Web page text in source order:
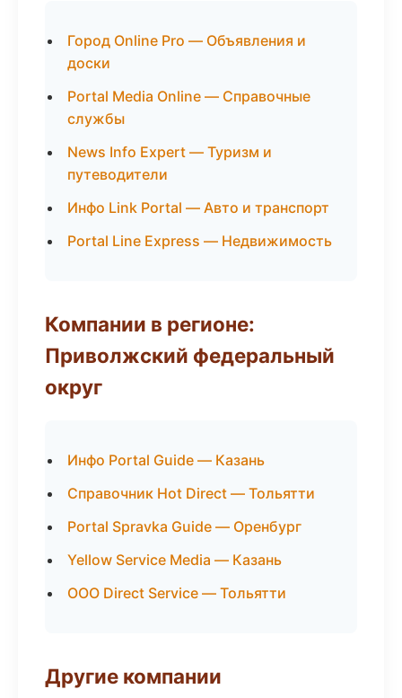
Город Online Pro — Объявления и
доски
Portal Media Online — Справочные
службы
News Info Expert — Туризм и
путеводители
Инфо Link Portal — Авто и транспорт
Portal Line Express — Недвижимость
Компании в регионе:
Приволжский федеральный
округ
Инфо Portal Guide — Казань
Справочник Hot Direct — Тольятти
Portal Spravka Guide — Оренбург
Yellow Service Media — Казань
ООО Direct Service — Тольятти
Другие компании